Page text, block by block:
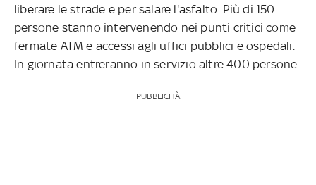
liberare le strade e per salare l'asfalto. Più di 150
persone stanno intervenendo nei punti critici come
fermate ATM e accessi agli uffici pubblici e ospedali.
In giornata entreranno in servizio altre 400 persone.
PUBBLICITÀ